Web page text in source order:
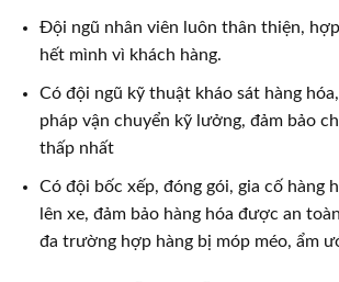
Đội ngũ nhân viên luôn thân thiện,
hết mình vì khách hàng.
Có đội ngũ kỹ thuật kháo sát hàng
pháp vận chuyển kỹ lưởng, đảm bảo
thấp nhất
Có đội bốc xếp, đóng gói, gia cố hàng
lên xe, đảm bảo hàng hóa được an
đa trường hợp hàng bị móp méo, ẩm